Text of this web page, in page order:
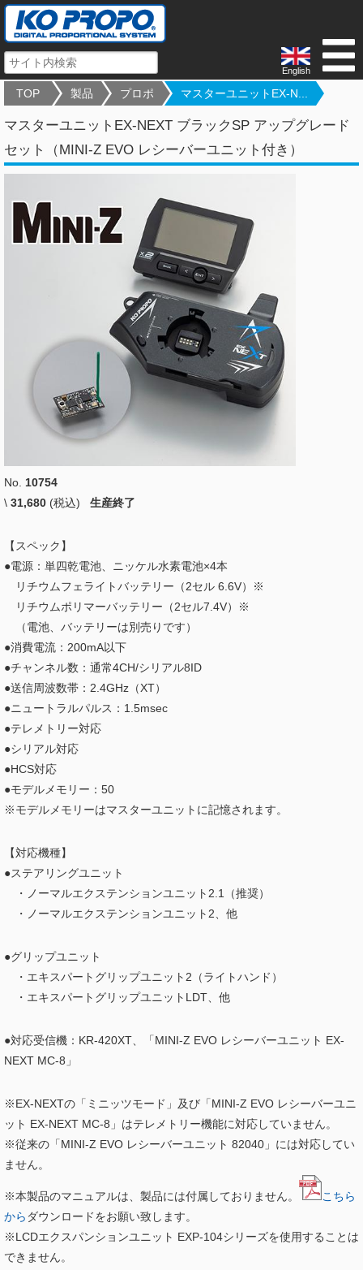
English
TOP 製品 プロポ マスターユニットEX-N...
マスターユニットEX-NEXT ブラックSP アップグレード
セット（MINI-Z EVO レシーバーユニット付き）
No. 10754
\ 31,680 (税込) 生産終了
【スペック】
●電源：単四乾電池、ニッケル水素電池×4本
リチウムフェライトバッテリー（2セル 6.6V）※
リチウムポリマーバッテリー（2セル7.4V）※
（電池、バッテリーは別売りです）
●消費電流：200mA以下
●チャンネル数：通常4CH/シリアル8ID
●送信周波数帯：2.4GHz（XT）
●ニュートラルパルス：1.5msec
●テレメトリー対応
●シリアル対応
●HCS対応
●モデルメモリー：50
※モデルメモリーはマスターユニットに記憶されます。
【対応機種】
●ステアリングユニット
・ノーマルエクステンションユニット2.1（推奨）
・ノーマルエクステンションユニット2、他
●グリップユニット
・エキスパートグリップユニット2（ライトハンド）
・エキスパートグリップユニットLDT、他
●対応受信機：KR-420XT、「MINI-Z EVO レシーバーユニット EX-
NEXT MC-8」
※EX-NEXTの「ミニッツモード」及び「MINI-Z EVO レシーバーユニ
ット EX-NEXT MC-8」はテレメトリー機能に対応していません。
※従来の「MINI-Z EVO レシーバーユニット 82040」には対応してい
ません。
※本製品のマニュアルは、製品には付属しておりません。
こちら
から ダウンロードをお願い致します。
※LCDエクスパンションユニット EXP-104シリーズを使用することは
できません。